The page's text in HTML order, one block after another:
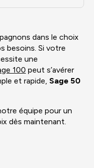
dans le choix
besoins. Si votre
une
100 peut s’avérer
et rapide, Sage 50
équipe pour un
dès maintenant.